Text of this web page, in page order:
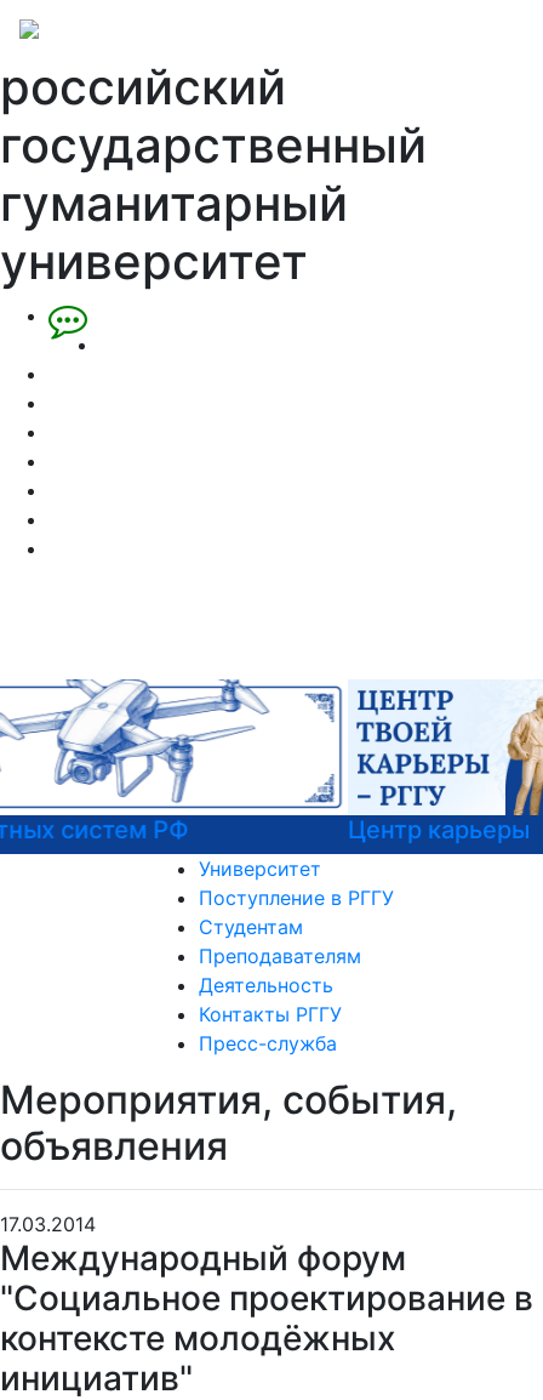
российский
государственный
гуманитарный
университет
Центр карьеры
Университет
Поступление в РГГУ
Студентам
Преподавателям
Деятельность
Контакты РГГУ
Пресс-служба
Мероприятия, события,
объявления
17.03.2014
Международный форум
"Социальное проектирование в
контексте молодёжных
инициатив"